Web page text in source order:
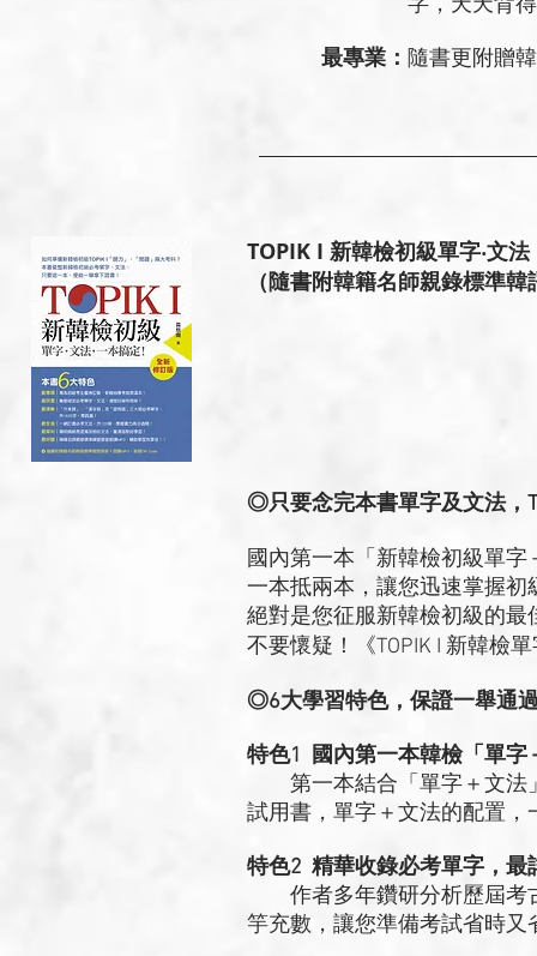
字，天天背得安
最專業： 隨書更附贈
TOPIK I 新韓檢初級單字‧文
（隨書附韓籍名師親錄標準
◎只要念完本書單字及文法，
國內第一本「新韓檢初級單字
一本抵兩本，讓您迅速掌握
絕對是您征服新韓檢初級的最
不要懷疑！《TOPIK I 新韓檢
◎6大學習特色，保證一舉通
特色1 國內第一本韓檢「單字
第一本結合「單字＋文法」
試用書，單字＋文法的配置
特色2 精華收錄必考單字，最
作者多年鑽研分析歷屆考
竽充數，讓您準備考試省時又